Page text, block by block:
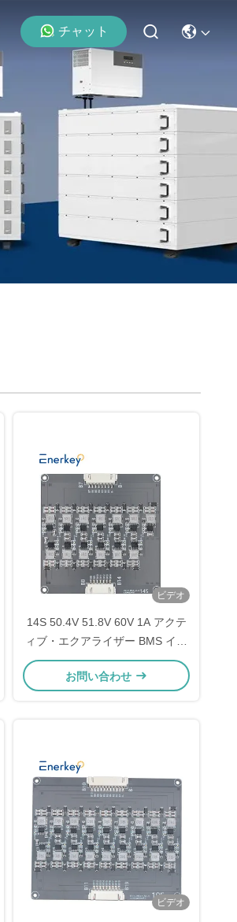
チャット
ビデオ
14S 50.4V 51.8V 60V 1A アクテ
ィブ・エクアライザー BMS イン
ダクティブ・リチウムイオン LFP
リポ電池バランサー
お問い合わせ
ビデオ